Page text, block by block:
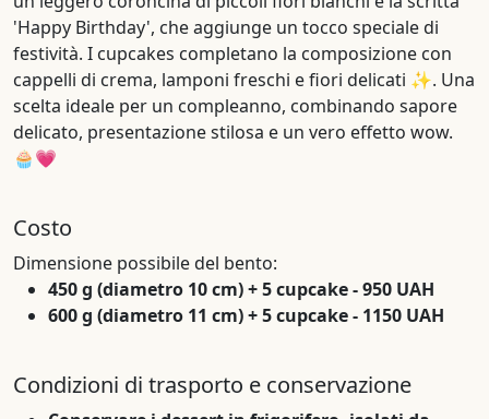
'Happy Birthday', che aggiunge un tocco speciale di
festività. I cupcakes completano la composizione con
cappelli di crema, lamponi freschi e fiori delicati ✨. Una
scelta ideale per un compleanno, combinando sapore
delicato, presentazione stilosa e un vero effetto wow.
🧁💗
Costo
Dimensione possibile del bento:
450 g (diametro 10 cm) + 5 cupcake - 950 UAH
600 g (diametro 11 cm) + 5 cupcake - 1150 UAH
Condizioni di trasporto e conservazione